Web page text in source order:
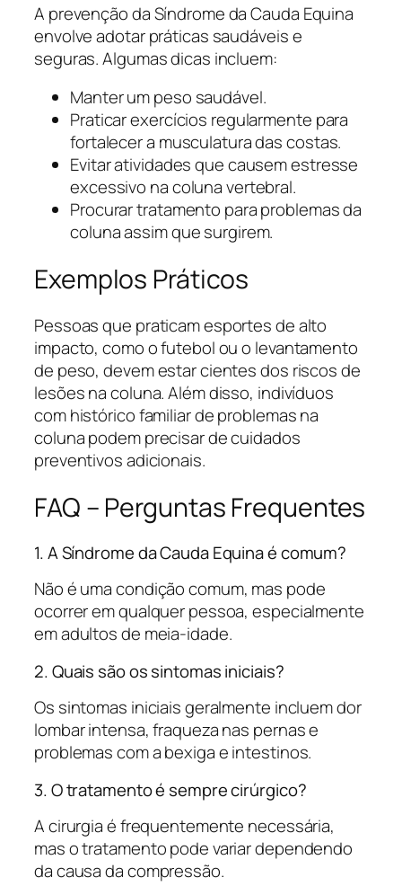
A prevenção da Síndrome da Cauda Equina
envolve adotar práticas saudáveis e
seguras. Algumas dicas incluem:
Manter um peso saudável.
Praticar exercícios regularmente para
fortalecer a musculatura das costas.
Evitar atividades que causem estresse
excessivo na coluna vertebral.
Procurar tratamento para problemas da
coluna assim que surgirem.
Exemplos Práticos
Pessoas que praticam esportes de alto
impacto, como o futebol ou o levantamento
de peso, devem estar cientes dos riscos de
lesões na coluna. Além disso, indivíduos
com histórico familiar de problemas na
coluna podem precisar de cuidados
preventivos adicionais.
FAQ – Perguntas Frequentes
1. A Síndrome da Cauda Equina é comum?
Não é uma condição comum, mas pode
ocorrer em qualquer pessoa, especialmente
em adultos de meia-idade.
2. Quais são os sintomas iniciais?
Os sintomas iniciais geralmente incluem dor
lombar intensa, fraqueza nas pernas e
problemas com a bexiga e intestinos.
3. O tratamento é sempre cirúrgico?
A cirurgia é frequentemente necessária,
mas o tratamento pode variar dependendo
da causa da compressão.